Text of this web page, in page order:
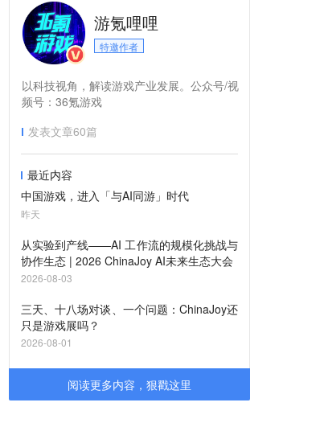
游氪哩哩
特邀作者
以科技视角，解读游戏产业发展。公众号/视
频号：36氪游戏
发表文章60篇
最近内容
中国游戏，进入「与AI同游」时代
昨天
从实验到产线——AI 工作流的规模化挑战与
协作生态 | 2026 ChinaJoy AI未来生态大会
2026-08-03
三天、十八场对谈、一个问题：ChinaJoy还
只是游戏展吗？
2026-08-01
阅读更多内容，狠戳这里